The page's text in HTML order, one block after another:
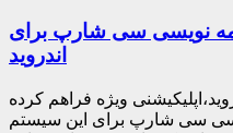
نویسی سی شارپ برای
اندروید
ویژه فراهم کرده
سی شارپ برای این سیستم